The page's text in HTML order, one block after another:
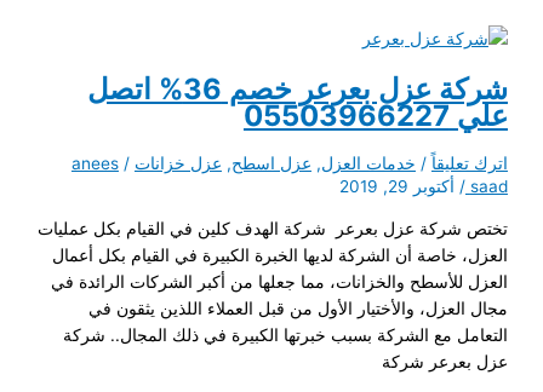
المياة
بعرعر
خصم
35%
شركة عزل بعرعر خصم 36% اتصل
علي 05503966227
اترك تعليقاً / خدمات العزل, عزل اسطح, عزل خزانات /
anees
saad
/ أكتوبر 29, 2019
تختص شركة عزل بعرعر شركة الهدف كلين في القيام بكل عمليات
العزل، خاصة أن الشركة لديها الخبرة الكبيرة في القيام بكل أعمال
العزل للأسطح والخزانات، مما جعلها من أكبر الشركات الرائدة في
مجال العزل، والأختيار الأول من قبل العملاء اللذين يثقون في
التعامل مع الشركة بسبب خبرتها الكبيرة في ذلك المجال.. شركة
عزل بعرعر شركة